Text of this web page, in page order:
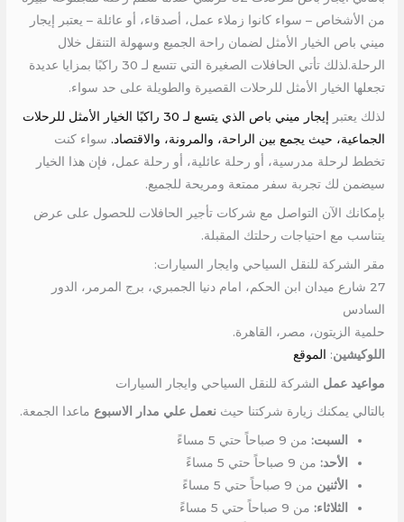
من الأشخاص – سواء كانوا زملاء عمل، أصدقاء، أو عائلة – يعتبر إيجار
ميني باص الخيار الأمثل لضمان راحة الجميع وسهولة التنقل خلال
الرحلة.لذلك تأتي الحافلات الصغيرة التي تتسع لـ 30 راكبًا بمزايا عديدة
تجعلها الخيار الأمثل للرحلات القصيرة والطويلة على حد سواء.
لذلك يعتبر
إيجار ميني باص الذي يتسع لـ 30 راكبًا الخيار الأمثل للرحلات
الجماعية، حيث يجمع بين الراحة، والمرونة، والاقتصاد. سواء كنت
تخطط لرحلة مدرسية، أو رحلة عائلية، أو رحلة عمل، فإن هذا الخيار
سيضمن لك تجربة سفر ممتعة ومريحة للجميع.
بإمكانك الآن التواصل مع شركات تأجير الحافلات للحصول على عرض
يتناسب مع احتياجات رحلتك المقبلة.
مقر الشركة للنقل السياحي وايجار السيارات:
27 شارع ميدان ابن الحكم، امام دنيا الجمبري، برج المرمر، الدور
السادس
حلمية الزيتون، مصر، القاهرة.
اللوكيشين: الموقع
مواعيد عمل الشركة للنقل السياحي وايجار السيارات
بالتالي يمكنك زيارة شركتنا حيثنعمل علي مدار الاسبوع ماعدا الجمعة.
السبت: من 9 صباحاً حتي 5 مساءً
الأحد: من 9 صباحاً حتي 5 مساءً
الأثنين من 9 صباحاً حتي 5 مساءً
الثلاثاء: من 9 صباحاً حتي 5 مساءً